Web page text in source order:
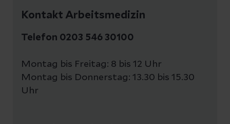
Kontakt Arbeitsmedizin
Telefon 0203 546 30100
Montag bis Freitag: 8 bis 12 Uhr
Montag bis Donnerstag: 13.30 bis 15.30
Uhr